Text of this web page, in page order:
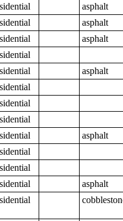
asphalt
asphalt
asphalt
asphalt
asphalt
asphalt